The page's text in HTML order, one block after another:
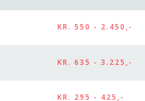
​KR. 550 - 2.450,-
​KR. 635 - 3.225,-
​KR. 295 - 425,-